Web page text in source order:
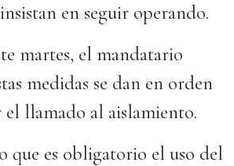
en seguir operando.
martes, el mandatario
medidas se dan en orden
llamado al aislamiento.
que es obligatorio el uso del